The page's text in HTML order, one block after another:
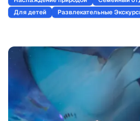
Для детей
Развлекательные